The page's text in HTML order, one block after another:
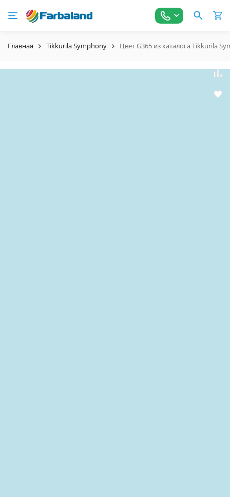
Главная Tikkurila Symphony Цвет G365 из каталога Tikkurila